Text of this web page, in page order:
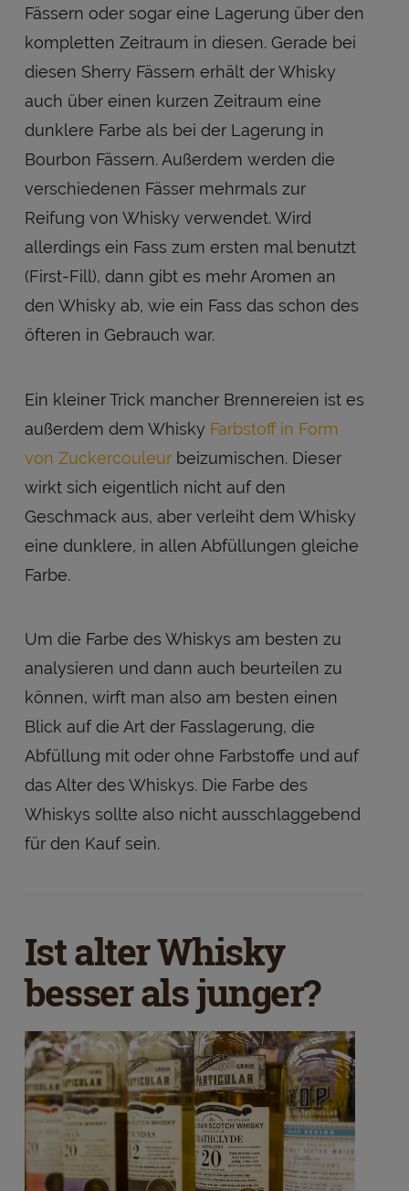
Fässern oder sogar eine Lagerung über den
kompletten Zeitraum in diesen. Gerade bei
diesen Sherry Fässern erhält der Whisky
auch über einen kurzen Zeitraum eine
dunklere Farbe als bei der Lagerung in
Bourbon Fässern. Außerdem werden die
verschiedenen Fässer mehrmals zur
Reifung von Whisky verwendet. Wird
allerdings ein Fass zum ersten mal benutzt
(First-Fill), dann gibt es mehr Aromen an
den Whisky ab, wie ein Fass das schon des
öfteren in Gebrauch war.
Ein kleiner Trick mancher Brennereien ist es
außerdem dem Whisky Farbstoff in Form
von Zuckercouleurbeizumischen. Dieser
wirkt sich eigentlich nicht auf den
Geschmack aus, aber verleiht dem Whisky
eine dunklere, in allen Abfüllungen gleiche
Farbe.
Um die Farbe des Whiskys am besten zu
analysieren und dann auch beurteilen zu
können, wirft man also am besten einen
Blick auf die Art der Fasslagerung, die
Abfüllung mit oder ohne Farbstoffe und auf
das Alter des Whiskys. Die Farbe des
Whiskys sollte also nicht ausschlaggebend
für den Kauf sein.
Ist alter Whisky
besser als junger?